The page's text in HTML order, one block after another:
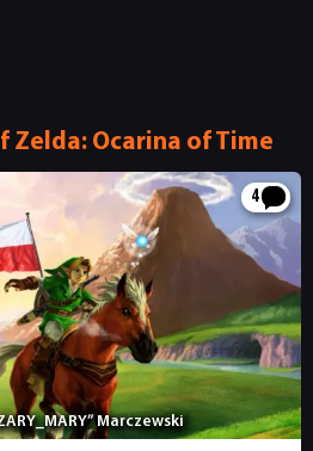
Zelda: Ocarina of Time
4
Marczewski